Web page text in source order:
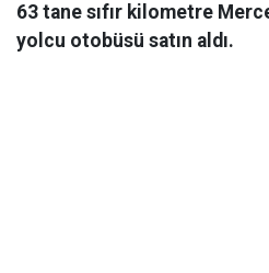
63 tane sıfır kilometre
yolcu otobüsü satın aldı.